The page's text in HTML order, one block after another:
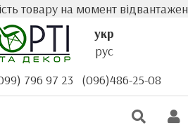
товару на момент
укр
рус
796 97 23 (096)486-25-08